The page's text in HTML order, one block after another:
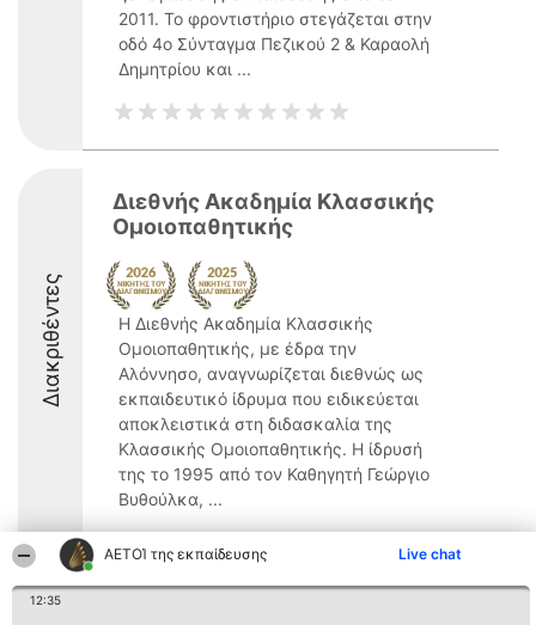
ΑΕΤΟΊ της εκπαίδευσης Live chat
12:35
2011. Το φροντιστήριο στεγάζεται στην
οδό 4ο Σύνταγμα Πεζικού 2 & Καραολή
Δημητρίου και ...
Διακριθέντες
Διεθνής Ακαδημία Κλασσικής
Ομοιοπαθητικής
Η Διεθνής Ακαδημία Κλασσικής
Ομοιοπαθητικής, με έδρα την
Αλόννησο, αναγνωρίζεται διεθνώς ως
εκπαιδευτικό ίδρυμα που ειδικεύεται
αποκλειστικά στη διδασκαλία της
Κλασσικής Ομοιοπαθητικής. Η ίδρυσή
της το 1995 από τον Καθηγητή Γεώργιο
Βυθούλκα, ...
8.7